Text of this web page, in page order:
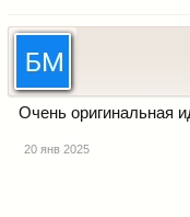
Очень оригинальная
20 янв 2025